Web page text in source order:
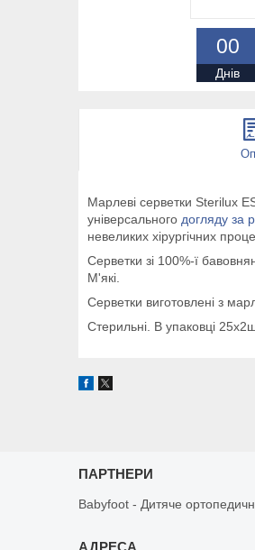
00
Днів
Марлеві серветки Sterilux
універсального догляду за
невеликих хірургічних
Серветки зі 100%-ї
М'які.
Серветки виготовлені з
Стерильні. В упаковці
ПАРТНЕРИ
Babyfoot - Дитяче